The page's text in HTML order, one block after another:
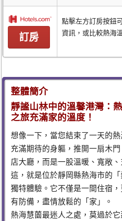
訂房
點擊左方訂房按鈕
資訊，或比較熱海
整體簡介
靜謐山林中的溫馨港灣：
之旅充滿家的溫度！
想像一下，當您結束了一天的
充滿期待的身軀，推開一扇木
店大廳，而是一股溫暖、寬敞
這，就是位於靜岡縣熱海市的
獨特體驗。它不僅是一間住宿
有防備，盡情放鬆的「家」。
熱海慧薗最迷人之處，莫過於